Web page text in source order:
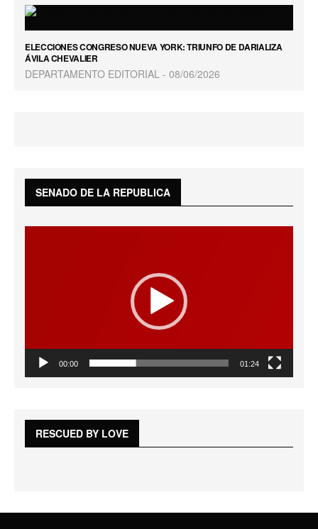
ELECCIONES CONGRESO NUEVA YORK: TRIUNFO DE DARIALIZA
ÁVILA CHEVALIER
DEPARTAMENTO EDITORIAL 08/06/2026
SENADO DE LA REPUBLICA
00:00 01:24
RESCUED BY LOVE